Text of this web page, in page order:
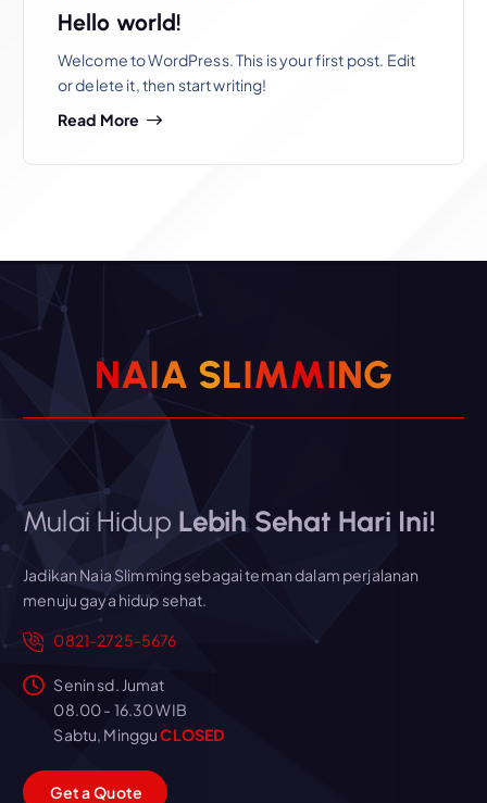
Hello world!
Welcome to WordPress. This is your first post. Edit
or delete it, then start writing!
Read More
NAIA SLIMMING
Mulai Hidup Lebih Sehat Hari Ini!
Jadikan Naia Slimming sebagai teman dalam perjalanan
menuju gaya hidup sehat.
0821-2725-5676
Senin sd. Jumat
08.00 - 16.30 WIB
Sabtu, MingguCLOSED
GetaQuote